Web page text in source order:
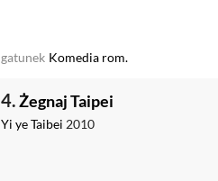
gatunek Komedia rom.
4.Żegnaj Taipei
Yi ye Taibei 2010